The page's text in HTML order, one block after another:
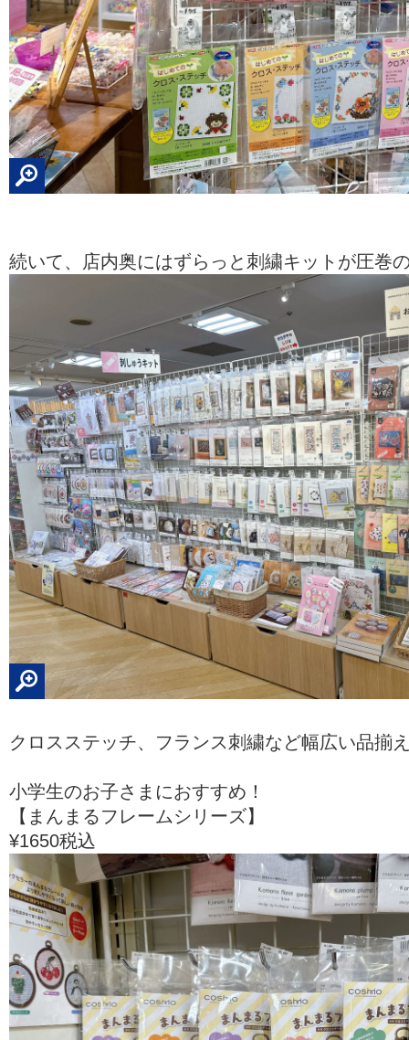
続いて、店内奥にはずらっと刺繍キットが圧巻
クロスステッチ、フランス刺繍など幅広い品揃
小学生のお子さまにおすすめ！
【まんまるフレームシリーズ】
¥1650税込